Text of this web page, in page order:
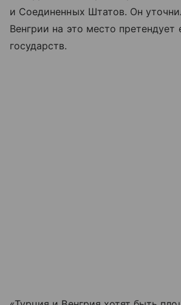
и Соединенных Штатов. Он
Венгрии на это место претендует
государств.